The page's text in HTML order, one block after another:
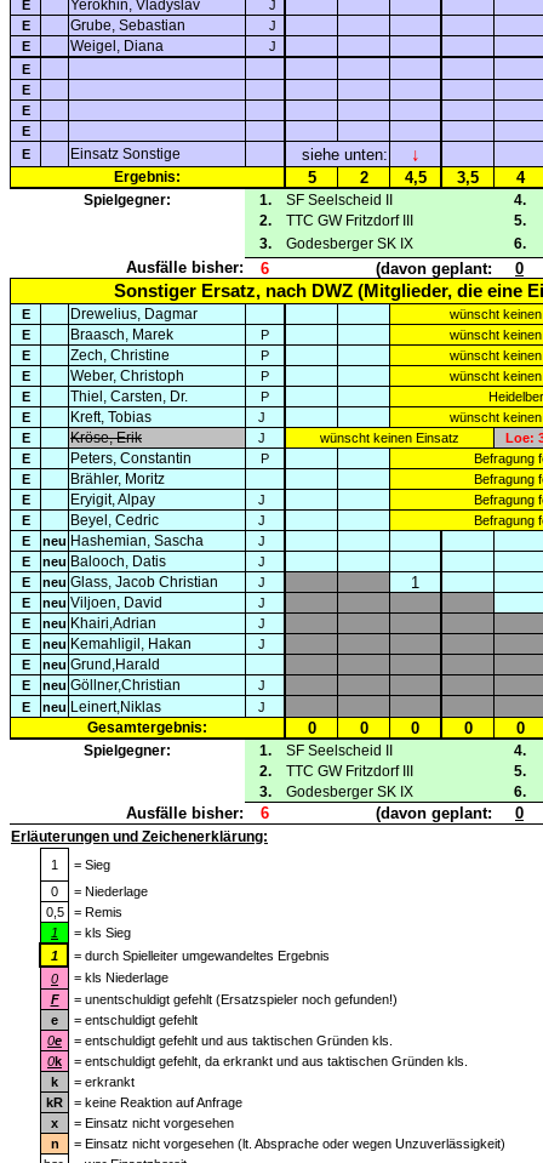
E
Yerokhin, Vladyslav
J
E
Grube, Sebastian
J
E
Weigel, Diana
J
E
E
E
E
E
Einsatz Sonstige siehe unten: ↓
Ergebnis: 5 2 4,5 3,5 4
Spielgegner: 1. SF Seelscheid II
4.
2.
TTC GW Fritzdorf III
5.
3.
Godesberger SK IX 6.
Ausfälle bisher: 6 (davon geplant: 0
Sonstiger Ersatz, nach DWZ (Mitglieder, die eine
E Drewelius, Dagmar
wünscht
E
Braasch, Marek P
wünscht
E
Zech, Christine P
wünscht
E
Weber, Christoph P
wünscht
E
Thiel, Carsten, Dr. P
E
Kreft, Tobias J
wünscht
E
Kröse, Erik J wünscht keinen Einsatz
Loe:
E
Peters, Constantin P
Befragung
E
Brähler, Moritz
Befragung
E
Eryigit, Alpay J
Befragung
E
Beyel, Cedric J
Befragung
E
neu Hashemian, Sascha
J
E
neu Balooch, Datis
J
E
neu Glass, Jacob Christian J 1
E neu Viljoen, David
J
E
neu Khairi,Adrian
J
E
neu Kemahligil, Hakan
J
E
neu Grund,Harald
E neu Göllner,Christian
J
E
neu Leinert,Niklas J
Gesamtergebnis: 0 0 0 0 0
Spielgegner: 1. SF Seelscheid II
4.
2.
TTC GW Fritzdorf III
5.
3.
Godesberger SK IX 6.
Ausfälle bisher: 6 (davon geplant: 0
Erläuterungen und Zeichenerklärung:
1
= Sieg
0
= Niederlage
0,5
= Remis
1
= kls Sieg
1
= durch Spielleiter umgewandeltes Ergebnis
0
= kls Niederlage
F
= unentschuldigt gefehlt (Ersatzspieler noch gefunden!)
e
= entschuldigt gefehlt
0e
= entschuldigt gefehlt und aus taktischen Gründen kls.
0k
= entschuldigt gefehlt, da erkrankt und aus taktischen Gründen kls.
k
= erkrankt
kR
= keine Reaktion auf Anfrage
x
= Einsatz nicht vorgesehen
n
= Einsatz nicht vorgesehen (lt. Absprache oder wegen Unzuverlässigkeit)